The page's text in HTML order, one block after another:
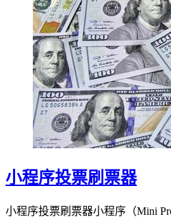
小程序投票刷票器
小程序投票刷票器小程序（Mini